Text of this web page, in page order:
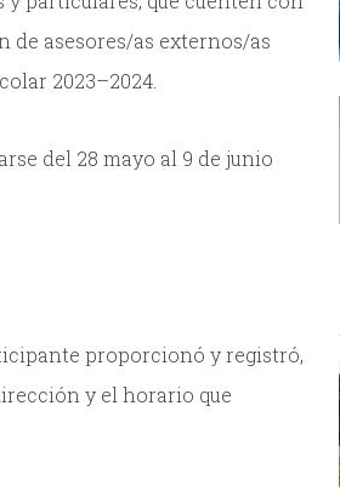
asesores/as externos/as
2023–2024.
del 28 mayo al 9 de junio
proporcionó y registró,
y el horario que